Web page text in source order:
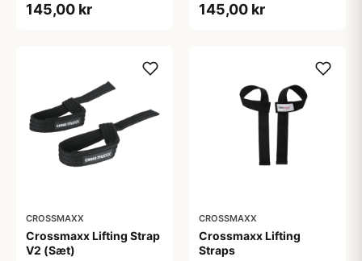
145,00 kr
kvalitet. Crossfit udstyr,
145,00 kr
CROSSMAXX
Crossmaxx Lifting Strap
V2 (Sæt)
CROSSMAXX
Crossmaxx Lifting
Straps